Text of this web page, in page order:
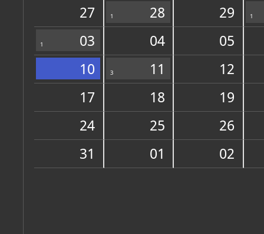
27 1 28 29 1
1 03 04
05
10
3 11
12
17
18
19
24
25
26
31
01 02
OPĆI PODACI
Zbirka vjerske zajednice